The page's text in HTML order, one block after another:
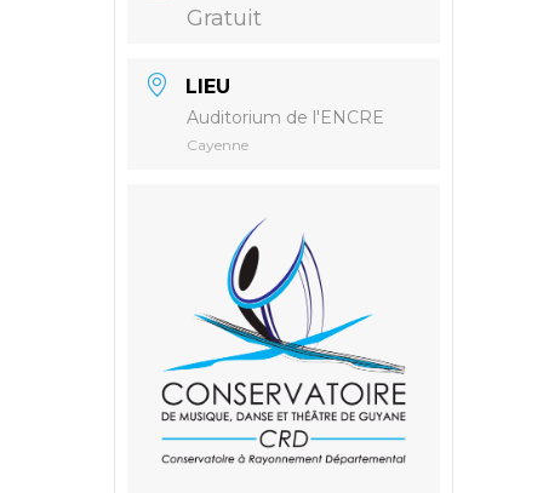
Gratuit
LIEU
Auditorium de l'ENCRE
Cayenne